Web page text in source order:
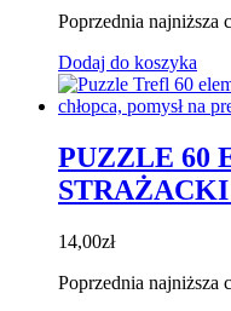
Poprzednia najniższa
Dodaj do koszyka
PUZZLE 60
14,00zł
Poprzednia najniższa